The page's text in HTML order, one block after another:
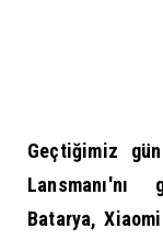
Geçtiğimiz
Batarya,